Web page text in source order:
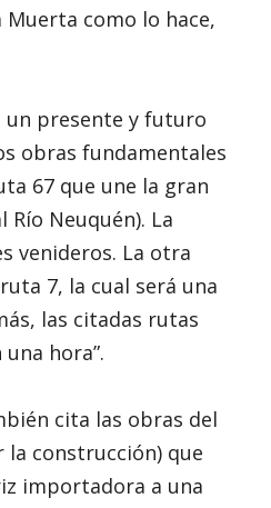
como lo hace,
un presente y futuro
obras fundamentales
67 que une la gran
Neuquén). La
venideros. La otra
7, la cual será una
las citadas rutas
hora”.
cita las obras del
construcción) que
importadora a una